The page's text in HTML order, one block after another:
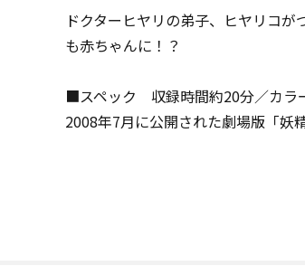
ドクターヒヤリの弟子、ヒヤリコ
も赤ちゃんに！？
■スペック 収録時間約20分／カラ
2008年7月に公開された劇場版「妖